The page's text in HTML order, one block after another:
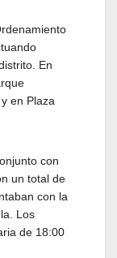
En
en Plaza
con
un total de
con la
Los
de 18:00